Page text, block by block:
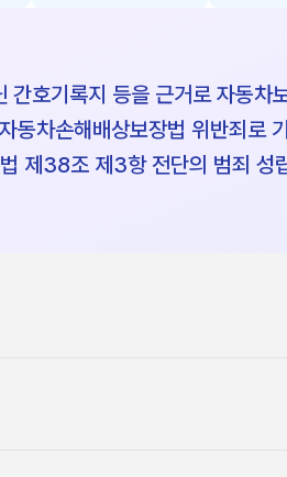
간호기록지 등을 근거로 자동차
동차손해배상보장법 위반죄로
제38조 제3항 전단의 범죄 성